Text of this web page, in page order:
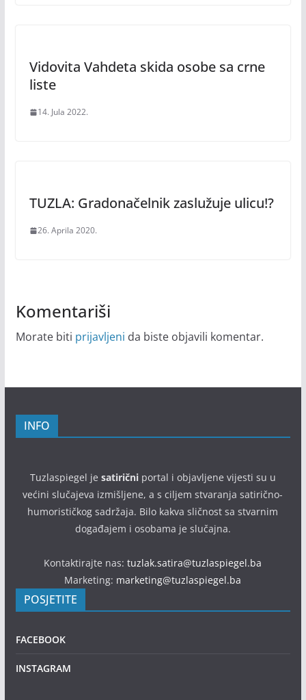
Vidovita Vahdeta skida osobe sa crne
liste
14. Jula 2022.
TUZLA: Gradonačelnik zaslužuje ulicu!?
26. Aprila 2020.
Komentariši
Morate biti prijavljeni da biste objavili komentar.
INFO
Tuzlaspiegel je satiričniportal i objavljene vijesti su u
većini slučajeva izmišljene, a s ciljem stvaranja satirično-
humorističkog sadržaja. Bilo kakva sličnost sa stvarnim
događajem i osobama je slučajna.
Kontaktirajte nas:tuzlak.satira@tuzlaspiegel.ba
Marketing: marketing@tuzlaspiegel.ba
POSJETITE
FACEBOOK
INSTAGRAM